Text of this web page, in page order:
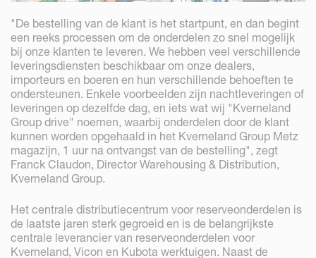
"De bestelling van de klant is het startpunt, en dan begint
een reeks processen om de onderdelen zo snel mogelijk
bij onze klanten te leveren. We hebben veel verschillende
leveringsdiensten beschikbaar om onze dealers,
importeurs en boeren en hun verschillende behoeften te
ondersteunen. Enkele voorbeelden zijn nachtleveringen of
leveringen op dezelfde dag, en iets wat wij "Kverneland
Group drive" noemen, waarbij onderdelen door de klant
kunnen worden opgehaald in het Kverneland Group Metz
magazijn, 1 uur na ontvangst van de bestelling", zegt
Franck Claudon, Director Warehousing & Distribution,
Kverneland Group.
Het centrale distributiecentrum voor reserveonderdelen is
de laatste jaren sterk gegroeid en is de belangrijkste
centrale leverancier van reserveonderdelen voor
Kverneland, Vicon en Kubota werktuigen. Naast de